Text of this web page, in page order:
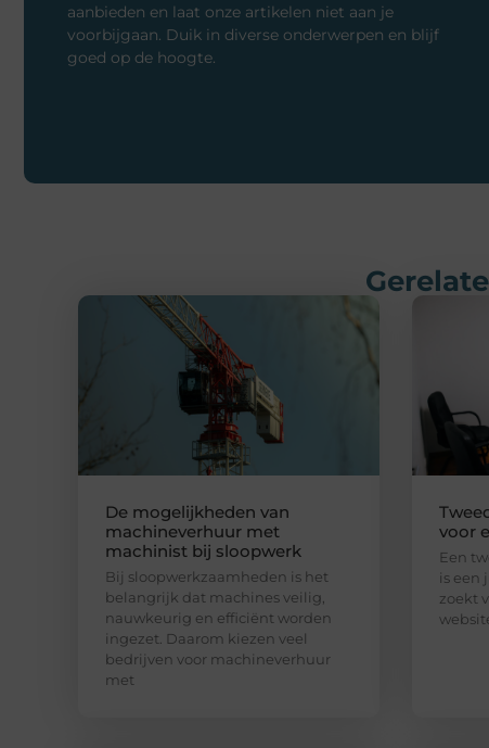
aanbieden en laat onze artikelen niet aan je
voorbijgaan. Duik in diverse onderwerpen en blijf
goed op de hoogte.
De mogelijkheden van
machineverhuur met
machinist bij sloopwerk
Bij sloopwerkzaamheden is het
belangrijk dat machines veilig,
nauwkeurig en efficiënt worden
ingezet. Daarom kiezen veel
bedrijven voor machineverhuur
met
voor
Een
is een
zoekt